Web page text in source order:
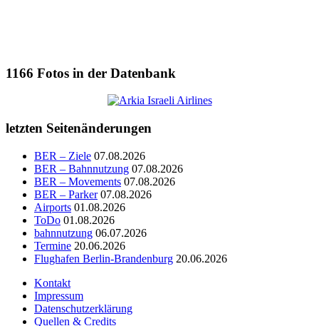
1166 Fotos in der Datenbank
letzten Seitenänderungen
BER – Ziele 07.08.2026
BER – Bahnnutzung 07.08.2026
BER – Movements 07.08.2026
BER – Parker 07.08.2026
Airports 01.08.2026
ToDo 01.08.2026
bahnnutzung 06.07.2026
Termine 20.06.2026
Flughafen Berlin-Brandenburg 20.06.2026
Kontakt
Impressum
Datenschutzerklärung
Quellen & Credits